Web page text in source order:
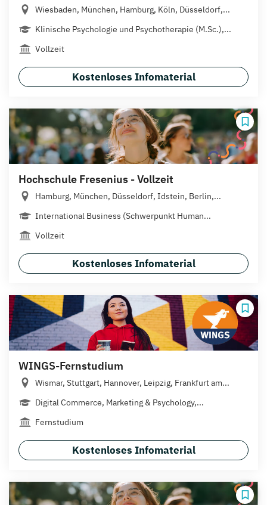
Wiesbaden, München, Hamburg, Köln, Düsseldorf,...
Klinische Psychologie und Psychotherapie (M.Sc.),...
Vollzeit
Kostenloses Infomaterial
Hochschule Fresenius - Vollzeit
Hamburg, München, Düsseldorf, Idstein, Berlin,...
International Business (Schwerpunkt Human...
Vollzeit
Kostenloses Infomaterial
WINGS-Fernstudium
Wismar, Stuttgart, Hannover, Leipzig, Frankfurt am...
Digital Commerce, Marketing & Psychology,...
Fernstudium
Kostenloses Infomaterial